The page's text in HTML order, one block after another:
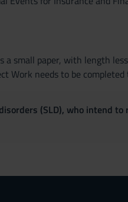
a small paper, with length
Work needs to be
(SLD), who intend